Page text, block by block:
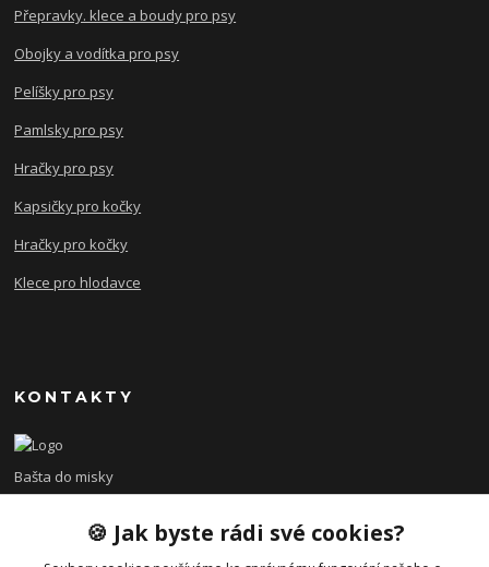
Přepravky. klece a boudy pro psy
Obojky a vodítka pro psy
Pelíšky pro psy
Pamlsky pro psy
Hračky pro psy
Kapsičky pro kočky
Hračky pro kočky
Klece pro hlodavce
KONTAKTY
Bašta do misky
+420 608 479 610
po - pá 8:00 - 15:00
🍪 Jak byste rádi své cookies?